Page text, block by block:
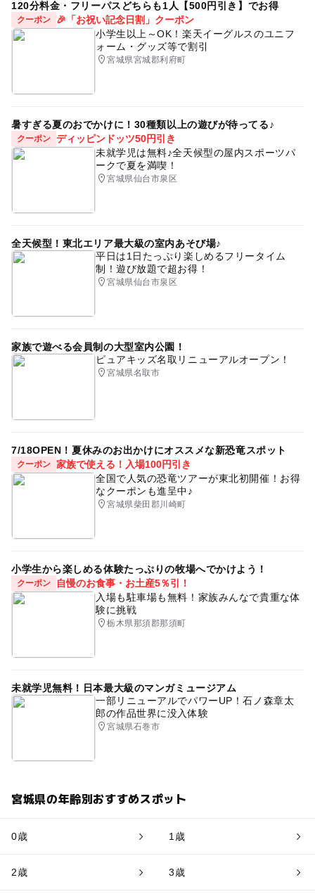
120分料金・フリーパスどちらも1人【500円引き】でお得
クーポン
🎉「お祝い記念日割」クーポン
小学生以上～OK！楽天イーグルスのユニフ
ォーム・グッズ等で割引
宮城県宮城郡利府町
暑すぎる夏のおでかけに！30種類以上の遊びが待ってる♪
クーポン ディッピンドッツ50円引き
未就学児は無料♪全天候型の屋内スポーツパ
ークで夏を満喫！
宮城県仙台市泉区
全天候型！東北エリア最大級の室内あそび場♪
平日は1日たっぷり楽しめるフリータイム
制！遊び放題で超お得！
宮城県仙台市泉区
家族で遊べる会員制の大型室内公園！
ピュアキッズ名取リニューアルオープン！
宮城県名取市
7/18OPEN！夏休みのお出かけにオススメな新恐竜スポット
クーポン 家族で使える！入場100円引き
全国で人気の恐竜ツアーが東北初開催！お得
なクーポンも進呈中♪
宮城県柴田郡川崎町
小学生から楽しめる体験たっぷりの牧場へでかけよう！
クーポン
自慢のお食事・お土産5％引！
入場も駐車場も無料！家族みんなで貴重な体
験に挑戦
栃木県那須郡那須町
未就学児無料！日本最大級のマンガミュージアム
一部リニューアルでパワーUP！石ノ森章太
郎の作品世界に没入体験
宮城県石巻市
宮城県の年齢別おすすめスポット
0歳 1歳
2歳 3歳